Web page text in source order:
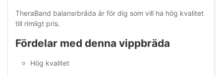
TheraBand balansrbräda är för dig som vill ha hög kvalitet
till rimligt pris.
Fördelar med denna vippbräda
Hög kvalitet